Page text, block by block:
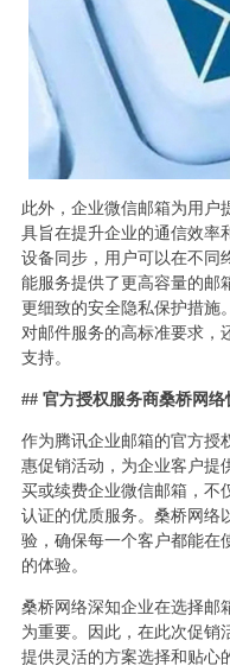
此外，企业微信邮箱为用户
具旨在提升企业的通信效率
设备同步，用户可以在不同
能服务提供了更高容量的邮
更细致的安全隐私保护措施
对邮件服务的高标准要求，
支持。
## 官方授权服务商桑桥网
作为腾讯企业邮箱的官方授
惠促销活动，为企业客户提
买或续费企业微信邮箱，不
认证的优质服务。桑桥网络
验，确保每一个客户都能在
的体验。
桑桥网络深知企业在选择邮
为重要。因此，在此次促销
提供灵活的方案选择和贴心